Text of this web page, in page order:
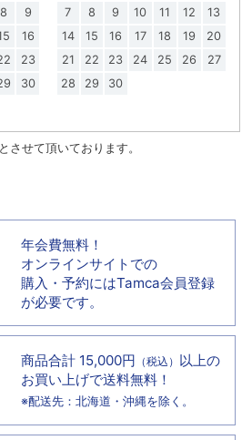
8
9
16
23
30
7
8 9 10 11 12
13
14
15 16 17 18 19
20
21
22 23 24 25 26
27
28
29 30
させて頂いております。
年会費無料！
オンラインサイトでの
購入・予約にはTamca会員登録
が必要です。
商品合計 15,000円 （税込） 以上の
お買い上げで送料無料！
※配送先：北海道・沖縄を除く。